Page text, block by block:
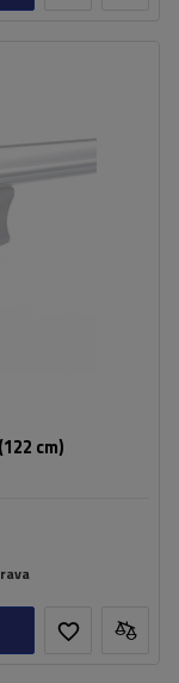
cm)